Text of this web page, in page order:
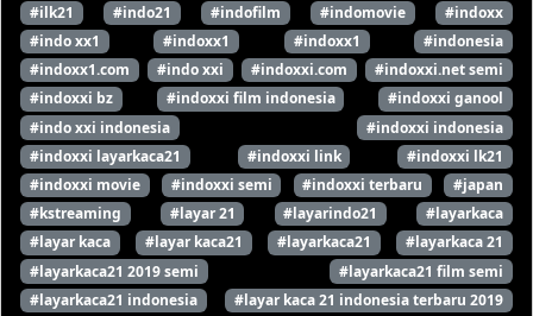
#ilk21
#indo21 #indofilm #indomovie
#indoxx
#indo xx1
#indoxx1 #indoxx1
#indonesia
#indoxx1.com
#indo xxi #indoxxi.com
#indoxxi.net semi
#indoxxi bz
#indoxxi film indonesia
#indoxxi ganool
#indo xxi indonesia
#indoxxi indonesia
#indoxxi layarkaca21
#indoxxi link
#indoxxi lk21
#indoxxi movie
#indoxxi semi #indoxxi terbaru
#japan
#kstreaming
#layar 21 #layarindo21
#layarkaca
#layar kaca
#layar kaca21 #layarkaca21
#layarkaca 21
#layarkaca21 2019 semi
#layarkaca21 film semi
#layarkaca21 indonesia
#layar kaca 21 indonesia terbaru 2019